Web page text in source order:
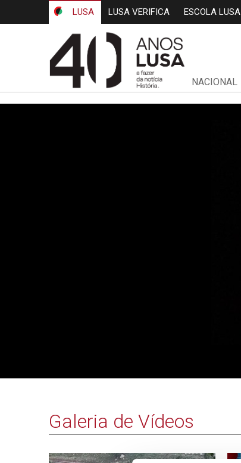
LUSA LUSA VERIFICA ESCOLA LUSA
NACIONAL
Galeria de Vídeos